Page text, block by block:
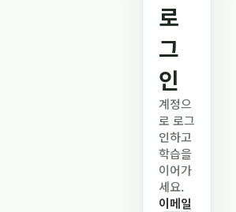
로
그
인
계정으
로 로그
인하고
학습을
이어가
세요.
이메일